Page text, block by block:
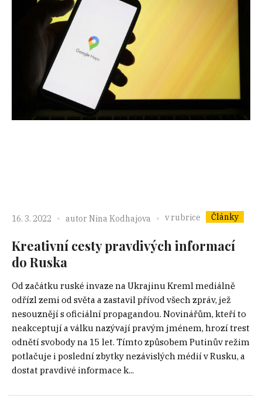
16. 3. 2022 autor Nina Kodhajova v rubrice Články
Kreativní cesty pravdivých informací
do Ruska
Od začátku ruské invaze na Ukrajinu Kreml mediálně
odřízl zemi od světa a zastavil přívod všech zpráv, jež
nesouznějí s oficiální propagandou. Novinářům, kteří to
neakceptují a válku nazývají pravým jménem, hrozí trest
odnětí svobody na 15 let. Tímto způsobem Putinův režim
potlačuje i poslední zbytky nezávislých médií v Rusku, a
dostat pravdivé informace k...